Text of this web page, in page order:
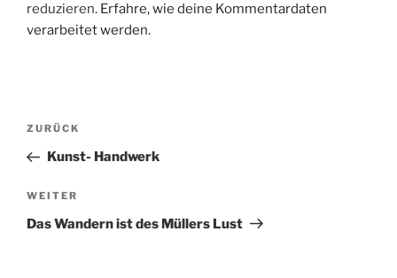
reduzieren. Erfahre, wie deine Kommentardaten
verarbeitet werden.
Beitragsnavigation
Vorheriger
Beitrag
ZURÜCK
Kunst- Handwerk
Nächster
Beitrag
WEITER
Das Wandern ist des Müllers Lust